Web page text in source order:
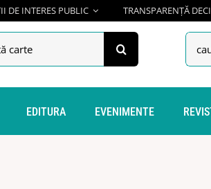
DE INTERES PUBLIC TRANSPARENȚĂ
for:
EDITURA EVENIMENTE